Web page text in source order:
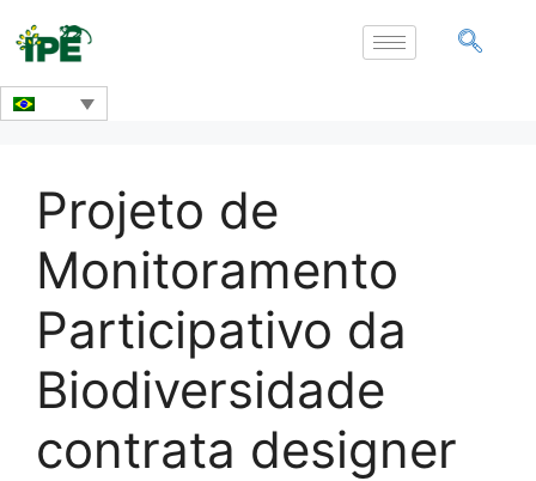
Projeto de
Monitoramento
Participativo da
Biodiversidade
contrata designer